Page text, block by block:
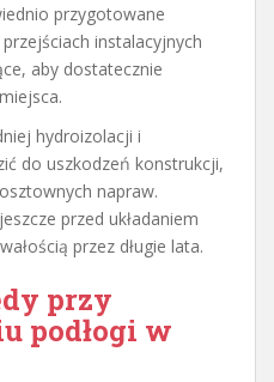
przygotowane
instalacyjnych
aby dostatecznie
hydroizolacji i
do uszkodzeń konstrukcji,
napraw.
przed układaniem
przez długie lata.
przy
podłogi w